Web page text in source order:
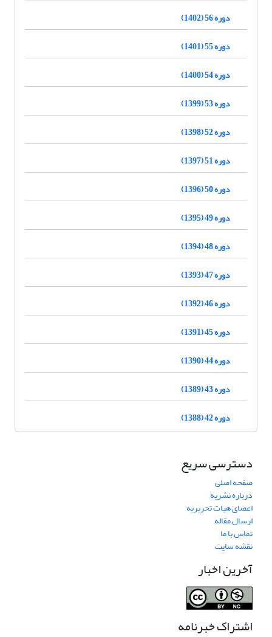
دوره 56 (1402)
دوره 55 (1401)
دوره 54 (1400)
دوره 53 (1399)
دوره 52 (1398)
دوره 51 (1397)
دوره 50 (1396)
دوره 49 (1395)
دوره 48 (1394)
دوره 47 (1393)
دوره 46 (1392)
دوره 45 (1391)
دوره 44 (1390)
دوره 43 (1389)
دوره 42 (1388)
دسترسی سریع
صفحه اصلی
درباره نشریه
اعضای هیات تحریریه
ارسال مقاله
تماس با ما
نقشه سایت
آخرین اخبار
اشتراک خبرنامه